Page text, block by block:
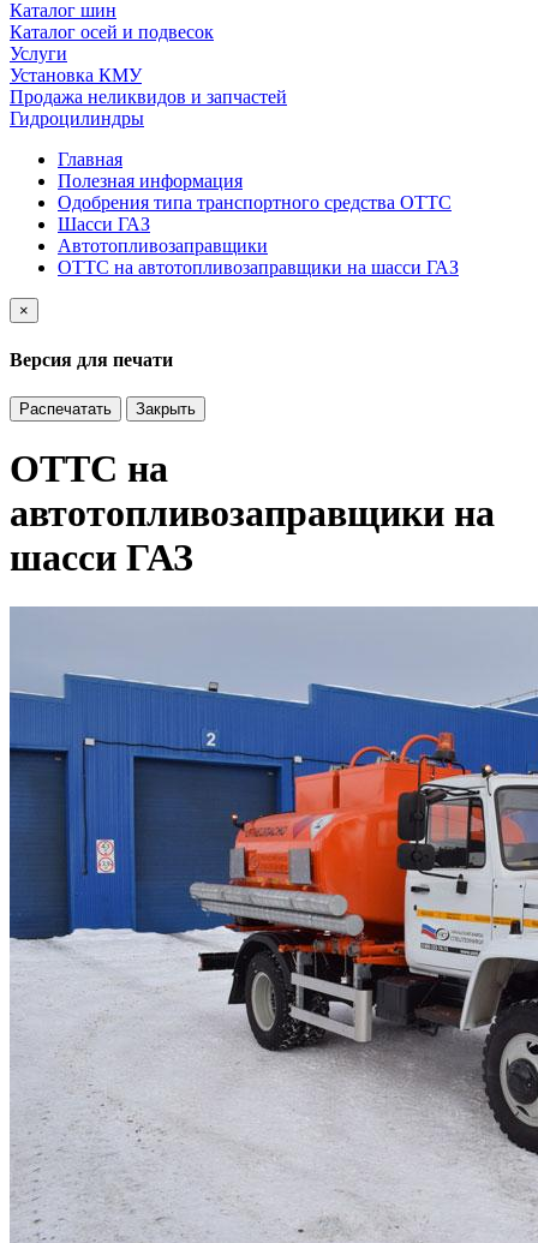
Каталог шин
Каталог осей и подвесок
Услуги
Установка КМУ
Продажа неликвидов и запчастей
Гидроцилиндры
Главная
Полезная информация
Одобрения типа транспортного средства ОТТС
Шасси ГАЗ
Автотопливозаправщики
ОТТС на автотопливозаправщики на шасси ГАЗ
×
Версия для печати
Распечатать Закрыть
ОТТС на
автотопливозаправщики на
шасси ГАЗ